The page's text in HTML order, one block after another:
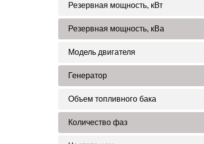
Резервная мощность, кВт
Резервная мощность, кВа
Модель двигателя
Генератор
Объем топливного бака
Количество фаз